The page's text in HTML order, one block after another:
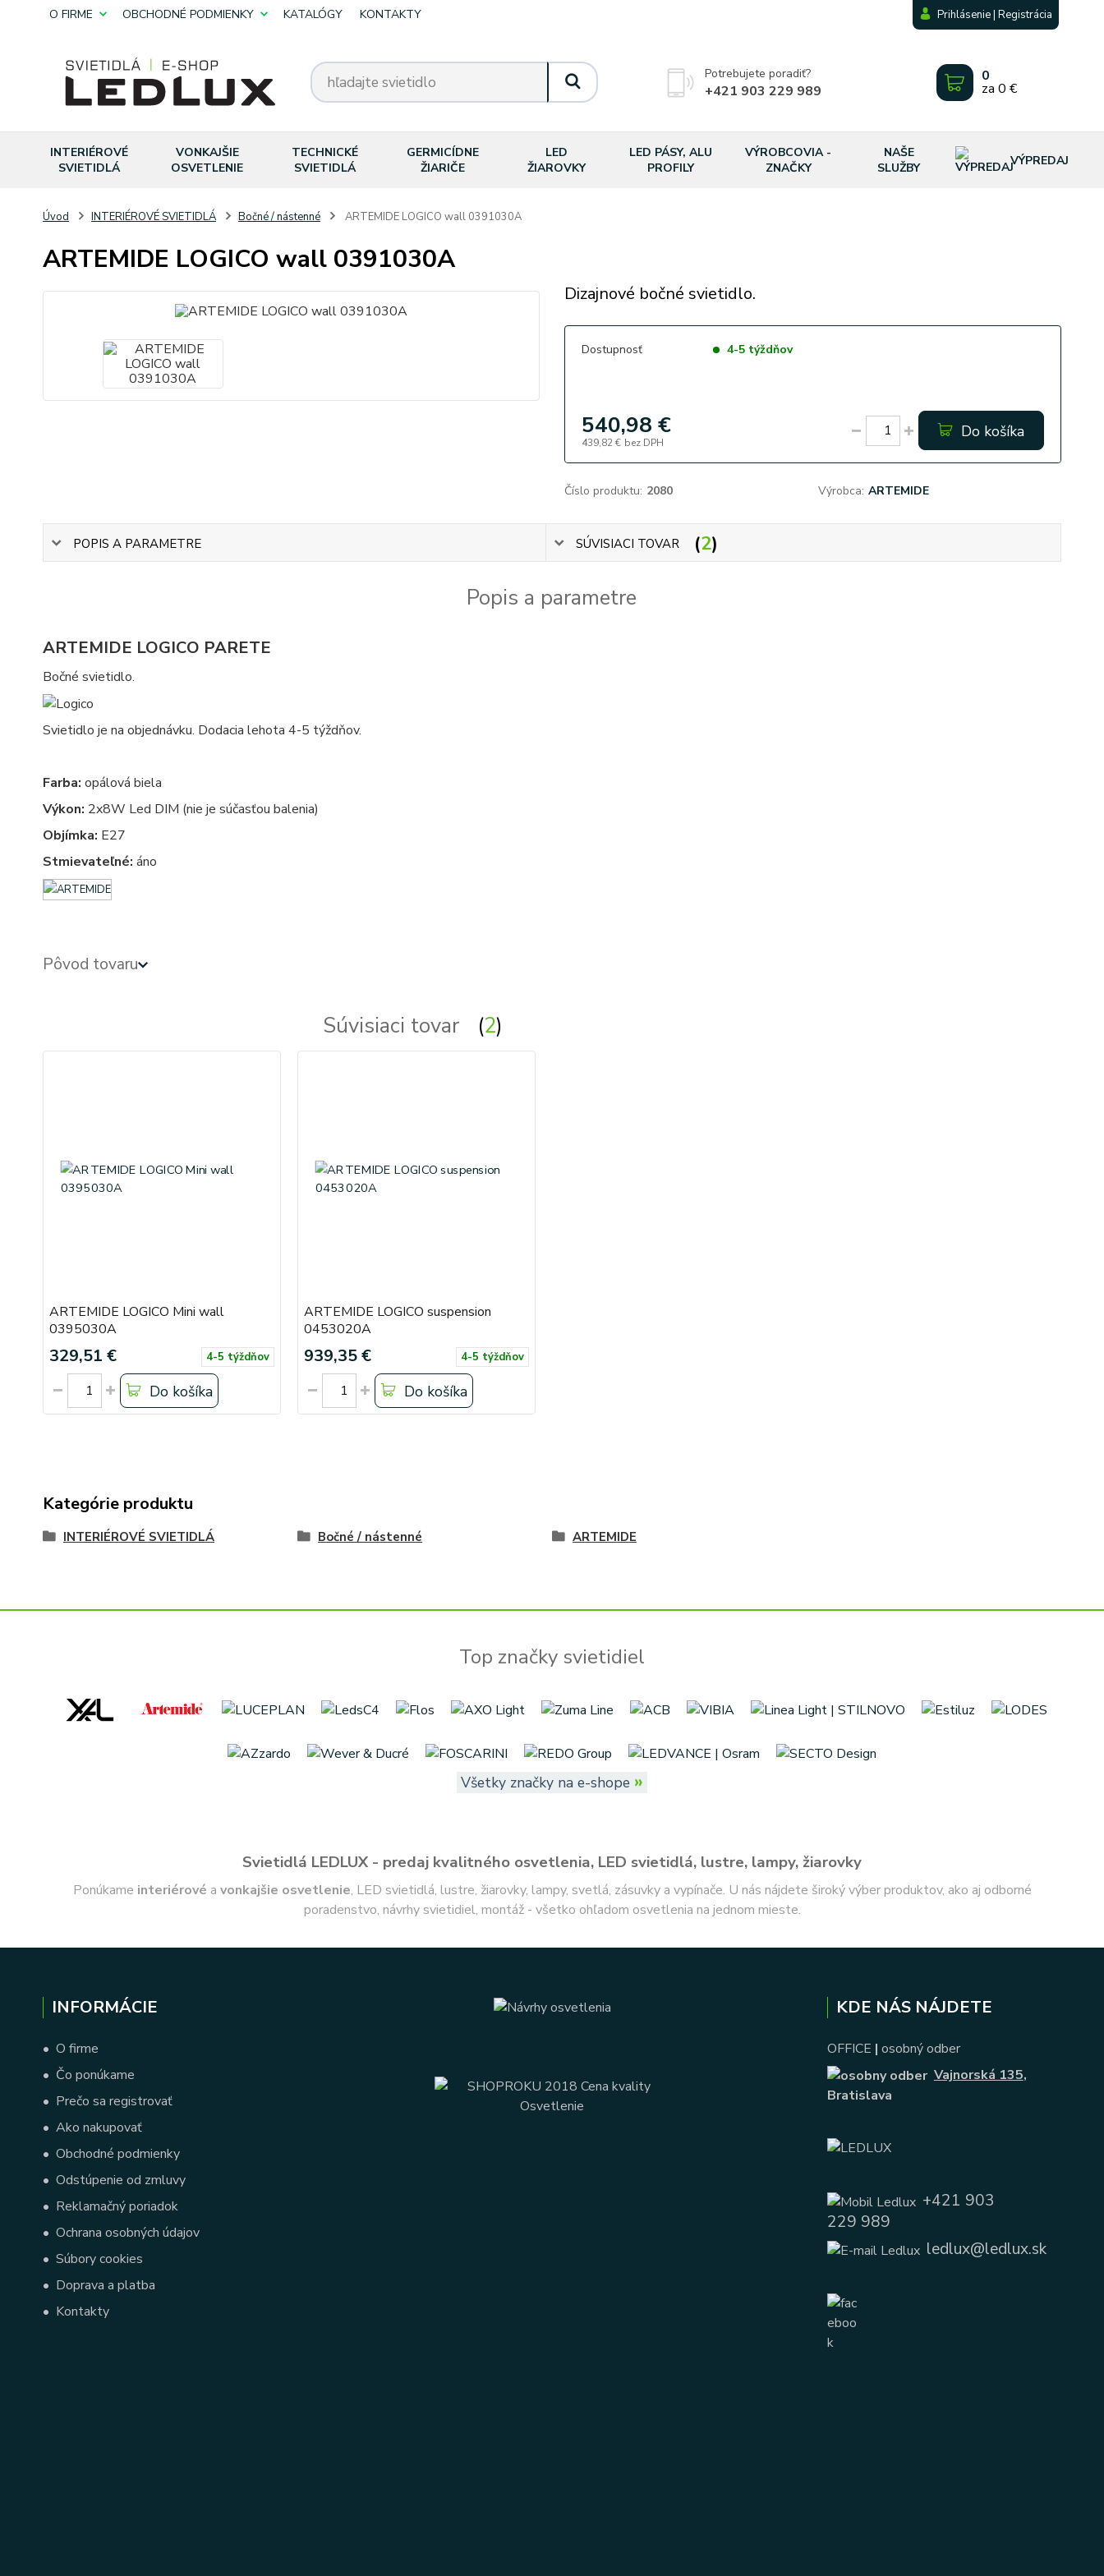
O FIRME OBCHODNÉ PODMIENKY KATALÓGY KONTAKTY Prihlásenie | Registrácia
Potrebujete poradiť?
+421 903 229 989
0
za 0 €
INTERIÉROVÉ
SVIETIDLÁ
VONKAJŠIE
OSVETLENIE
TECHNICKÉ
SVIETIDLÁ
GERMICÍDNE
ŽIARIČE
LED
ŽIAROVKY
LED PÁSY, ALU
PROFILY
VÝROBCOVIA -
ZNAČKY
NAŠE
SLUŽBY
VÝPREDAJ
Úvod INTERIÉROVÉ SVIETIDLÁ Bočné / nástenné ARTEMIDE LOGICO wall 0391030A
ARTEMIDE LOGICO wall 0391030A
Dizajnové bočné svietidlo.
Dostupnosť 4-5 týždňov
540,98 €
439,82 € bez DPH
Do košíka
Číslo produktu: 2080 Výrobca: ARTEMIDE
POPIS A PARAMETRE SÚVISIACI TOVAR 2
Popis a parametre
ARTEMIDE LOGICO PARETE
Bočné svietidlo.
Svietidlo je na objednávku. Dodacia lehota 4-5 týždňov.
Farba: opálová biela
Výkon: 2x8W Led DIM (nie je súčasťou balenia)
Objímka: E27
Stmievateľné: áno
Pôvod tovaru
Súvisiaci tovar 2
ARTEMIDE LOGICO Mini wall
0395030A
329,51 € 4-5 týždňov
Do košíka
ARTEMIDE LOGICO suspension
0453020A
939,35 € 4-5 týždňov
Do košíka
Kategórie produktu
INTERIÉROVÉ SVIETIDLÁ Bočné / nástenné ARTEMIDE
Top značky svietidiel
Všetky značky na e-shope »
Svietidlá LEDLUX - predaj kvalitného osvetlenia, LED svietidlá, lustre, lampy, žiarovky
Ponúkame interiérové a vonkajšie osvetlenie, LED svietidlá, lustre, žiarovky, lampy, svetlá, zásuvky a vypínače. U nás nájdete široký výber produktov, ako aj odborné
poradenstvo, návrhy svietidiel, montáž - všetko ohľadom osvetlenia na jednom mieste.
INFORMÁCIE
• O firme
• Čo ponúkame
• Prečo sa registrovať
• Ako nakupovať
• Obchodné podmienky
• Odstúpenie od zmluvy
• Reklamačný poriadok
• Ochrana osobných údajov
• Súbory cookies
• Doprava a platba
• Kontakty
KDE NÁS NÁJDETE
OFFICE | osobný odber
Vajnorská 135,
Bratislava
+421 903
229 989
ledlux@ledlux.sk